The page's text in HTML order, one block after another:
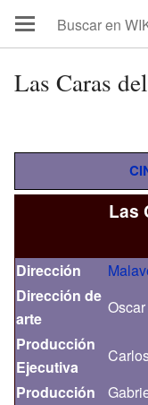
Las Caras
Las
Dirección
Dirección de
arte
Producción
Ejecutiva
Producción